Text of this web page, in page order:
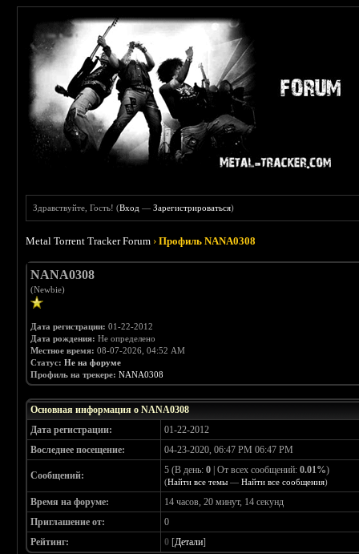
Здравствуйте, Гость! (Вход —Зарегистрироваться)
Metal Torrent Tracker Forum ›Профиль NANA0308
NANA0308
(Newbie)
Дата регистрации: 01-22-2012
Дата рождения: Не определено
Местное время: 08-07-2026, 04:52 AM
Статус: Не на форуме
Профиль на трекере: NANA0308
Основная информация о NANA0308
Дата регистрации:
01-22-2012
Воследнее посещение:
04-23-2020, 06:47 PM 06:47 PM
Сообщений: 5 (В день:0 | От всех сообщений:0.01%)
(Найти все темы —Найти все сообщения)
Время на форуме:
14 часов, 20 минут, 14 секунд
Приглашение от:
0
Рейтинг:
0 [Детали]